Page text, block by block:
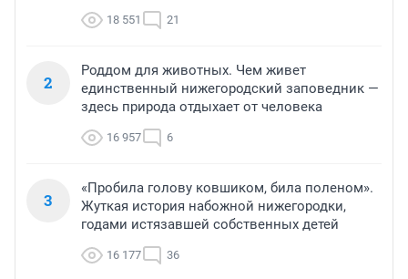
18 551 21
2
Роддом для животных. Чем живет
единственный нижегородский заповедник —
здесь природа отдыхает от человека
16 957 6
3
«Пробила голову ковшиком, била поленом».
Жуткая история набожной нижегородки,
годами истязавшей собственных детей
16 177 36